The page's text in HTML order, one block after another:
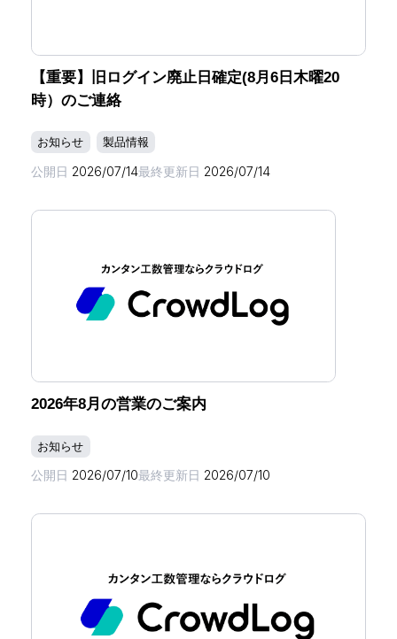
【重要】旧ログイン廃止日確定(8月6日木曜20
時）のご連絡
お知らせ 製品情報
公開日 2026/07/14最終更新日 2026/07/14
2026年8月の営業のご案内
お知らせ
公開日 2026/07/10最終更新日 2026/07/10